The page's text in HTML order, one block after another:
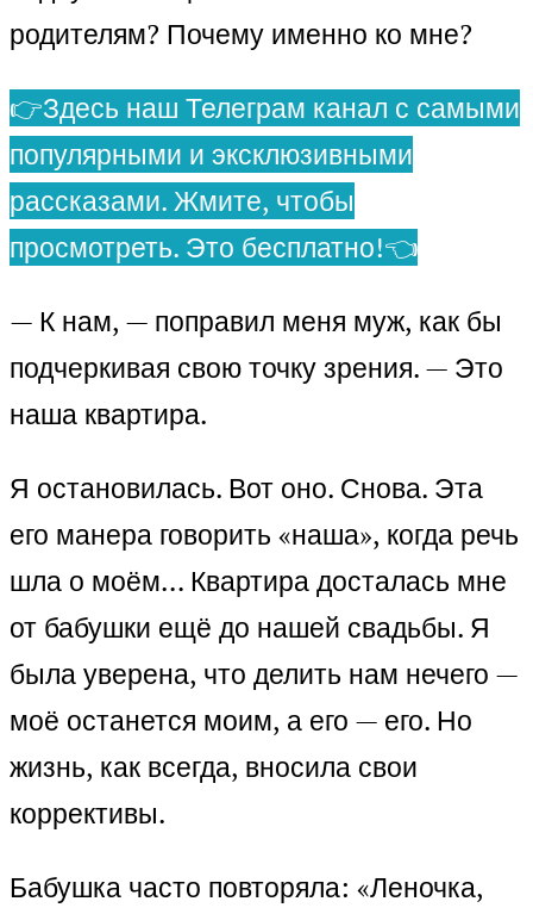
родителям? Почему именно ко мне?
👉Здесь наш Телеграм канал с самыми
популярными и эксклюзивными
рассказами. Жмите, чтобы
просмотреть. Это бесплатно!👈
— К нам, — поправил меня муж, как бы
подчеркивая свою точку зрения. — Это
наша квартира.
Я остановилась. Вот оно. Снова. Эта
его манера говорить «наша», когда речь
шла о моём… Квартира досталась мне
от бабушки ещё до нашей свадьбы. Я
была уверена, что делить нам нечего —
моё останется моим, а его — его. Но
жизнь, как всегда, вносила свои
коррективы.
Бабушка часто повторяла: «Леночка,